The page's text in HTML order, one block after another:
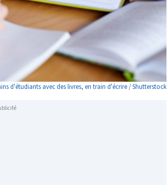
d'étudiants avec des livres, en train d'écrire / Shutterstock